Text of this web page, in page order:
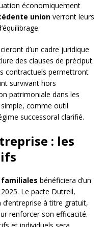
économiquement
union verront leurs
d’un cadre juridique
des clauses de préciput
contractuels permettront
survivant hors
patrimoniale dans les
comme outil
successoral clarifié.
: les
bénéficiera d’un
Le pacte Dutreil,
à titre gratuit,
renforcer son efficacité.